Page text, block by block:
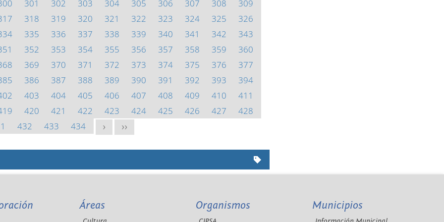
301 302 303 304 305 306 307 308
309
318 319 320 321 322 323 324 325
326
335 336 337 338 339 340 341 342
343
352 353 354 355 356 357 358 359
360
369 370 371 372 373 374 375 376
377
386 387 388 389 390 391 392 393
394
403 404 405 406 407 408 409 410
411
420 421 422 423 424 425 426 427
428
432 433 434 > >>
Áreas Organismos Municipios